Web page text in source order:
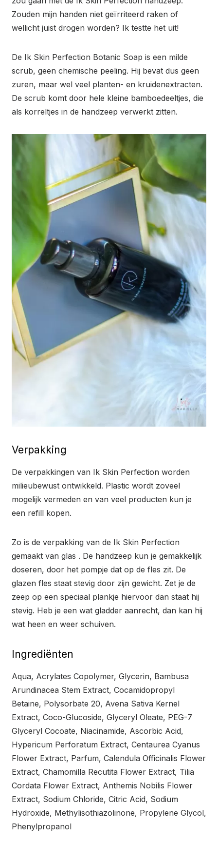
Zouden mijn handen niet geïrriteerd raken of
wellicht juist drogen worden? Ik testte het uit!
De Ik Skin Perfection Botanic Soap is een milde
scrub, geen chemische peeling. Hij bevat dus geen
zuren, maar wel veel planten- en kruidenextracten.
De scrub komt door hele kleine bamboedeeltjes, die
als korreltjes in de handzeep verwerkt zitten.
Verpakking
De verpakkingen van Ik Skin Perfection worden
milieubewust ontwikkeld. Plastic wordt zoveel
mogelijk vermeden en van veel producten kun je
een refill kopen.
Zo is de verpakking van de Ik Skin Perfection
gemaakt van glas . De handzeep kun je gemakkelijk
doseren, door het pompje dat op de fles zit. De
glazen fles staat stevig door zijn gewicht. Zet je de
zeep op een speciaal plankje hiervoor dan staat hij
stevig. Heb je een wat gladder aanrecht, dan kan hij
wat heen en weer schuiven.
Ingrediënten
Aqua, Acrylates Copolymer, Glycerin, Bambusa
Arundinacea Stem Extract, Cocamidopropyl
Betaine, Polysorbate 20, Avena Sativa Kernel
Extract, Coco-Glucoside, Glyceryl Oleate, PEG-7
Glyceryl Cocoate, Niacinamide, Ascorbic Acid,
Hypericum Perforatum Extract, Centaurea Cyanus
Flower Extract, Parfum, Calendula Officinalis Flower
Extract, Chamomilla Recutita Flower Extract, Tilia
Cordata Flower Extract, Anthemis Nobilis Flower
Extract, Sodium Chloride, Citric Acid, Sodium
Hydroxide, Methylisothiazolinone, Propylene Glycol,
Phenylpropanol